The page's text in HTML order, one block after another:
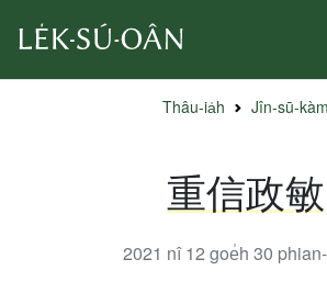
Thâu-ia̍h Jîn-sū-kàm
重信政敏
2021 nî 12 goe̍h 30